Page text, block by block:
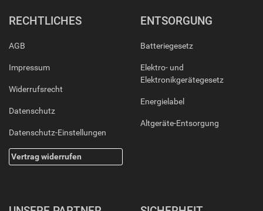
RECHTLICHES
AGB
Impressum
Widerrufsrecht
Datenschutz
Datenschutz-Einstellungen
Vertrag widerrufen
ENTSORGUNG
Batteriegesetz
Elektro- und
Elektronikgerätegesetz
Energielabel
Altgeräte-Entsorgung